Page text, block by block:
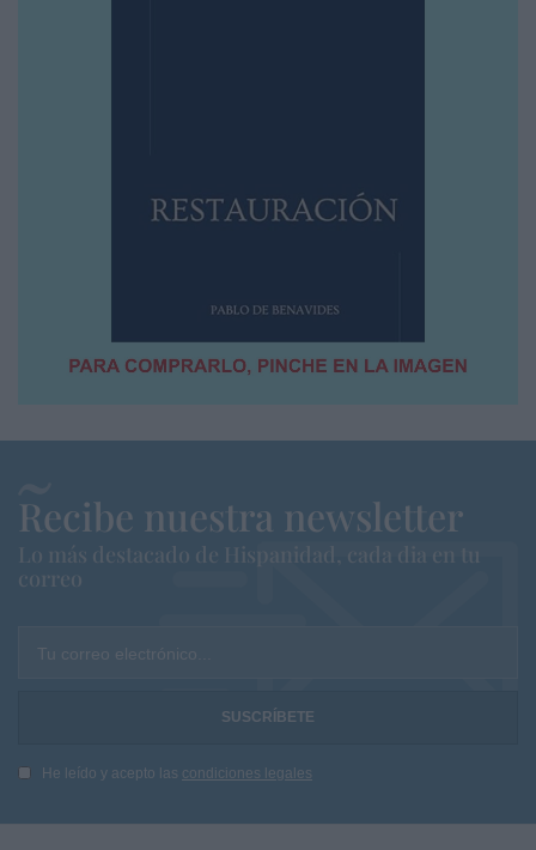
Recibe nuestra newsletter
Lo más destacado de Hispanidad, cada dia en tu
correo
Tu correo electrónico...
He leído y acepto las condiciones legales